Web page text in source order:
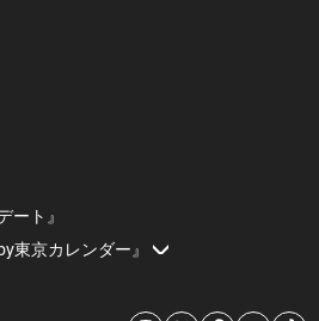
ート』
東京カレンダー』